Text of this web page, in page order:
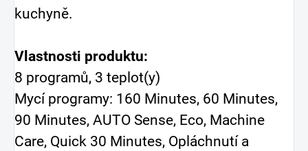
kuchyně.
Vlastnosti produktu:
8 programů, 3 teplot(y)
Mycí programy: 160 Minutes, 60 Minutes,
90 Minutes, AUTO Sense, Eco, Machine
Care, Quick 30 Minutes, Opláchnutí a